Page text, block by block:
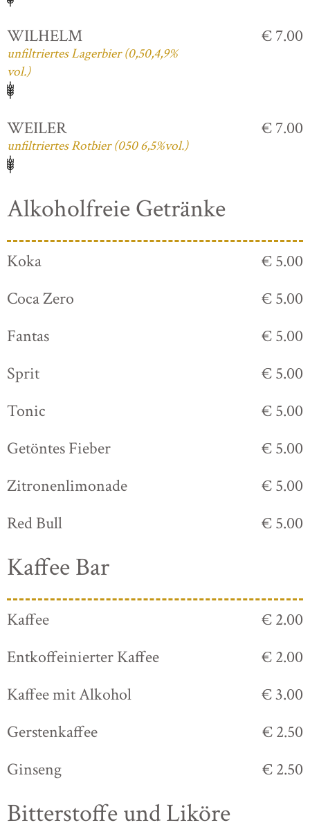
WILHELM
unfiltriertes Lagerbier (0,50,4,9%
vol.)
€ 7.00
WEILER
unfiltriertes Rotbier (050 6,5%vol.)
€ 7.00
Alkoholfreie Getränke
Koka
€ 5.00
Coca Zero
€ 5.00
Fantas
€ 5.00
Sprit
€ 5.00
Tonic
€ 5.00
Getöntes Fieber
€ 5.00
Zitronenlimonade
€ 5.00
Red Bull
€ 5.00
Kaffee Bar
Kaffee
€ 2.00
Entkoffeinierter Kaffee
€ 2.00
Kaffee mit Alkohol
€ 3.00
Gerstenkaffee
€ 2.50
Ginseng
€ 2.50
Bitterstoffe und Liköre